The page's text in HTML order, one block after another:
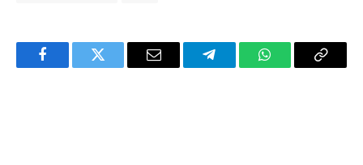
FacebookTwitter Email TelegramWhatsAppCopy